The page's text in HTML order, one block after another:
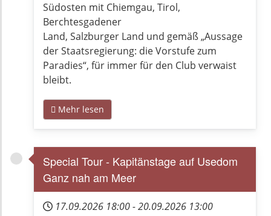
Südosten mit Chiemgau, Tirol,
Berchtesgadener
Land, Salzburger Land und gemäß „Aussage
der Staatsregierung: die Vorstufe zum
Paradies“, für immer für den Club verwaist
bleibt.
Mehr lesen
Special Tour - Kapitänstage auf Usedom
Ganz nah am Meer
17.09.2026 18:00-20.09.2026 13:00